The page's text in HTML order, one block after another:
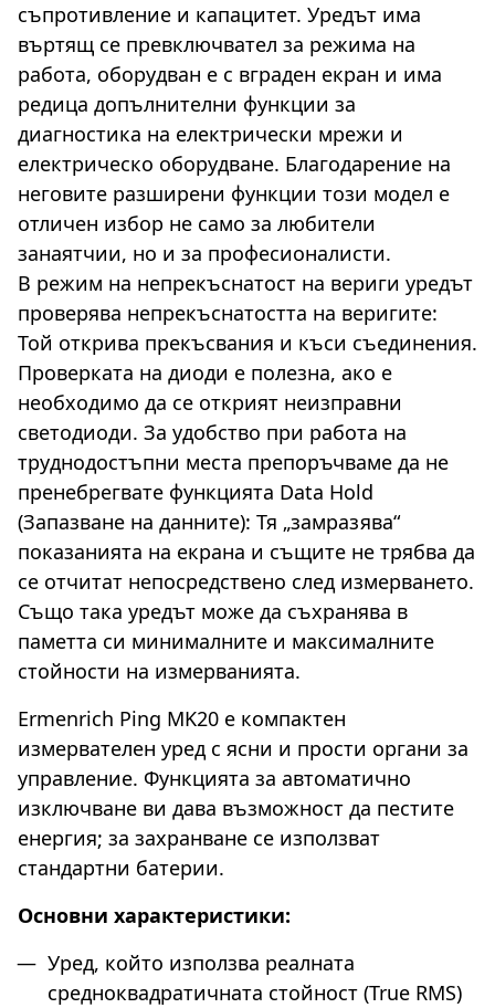
съпротивление и капацитет. Уредът има
въртящ се превключвател за режима на
работа, оборудван е с вграден екран и има
редица допълнителни функции за
диагностика на електрически мрежи и
електрическо оборудване. Благодарение на
неговите разширени функции този модел е
отличен избор не само за любители
занаятчии, но и за професионалисти.
В режим на непрекъснатост на вериги уредът
проверява непрекъснатостта на веригите:
Той открива прекъсвания и къси съединения.
Проверката на диоди е полезна, ако е
необходимо да се открият неизправни
светодиоди. За удобство при работа на
труднодостъпни места препоръчваме да не
пренебрегвате функцията Data Hold
(Запазване на данните): Тя „замразява“
показанията на екрана и същите не трябва да
се отчитат непосредствено след измерването.
Също така уредът може да съхранява в
паметта си минималните и максималните
стойности на измерванията.
Ermenrich Ping MK20 е компактен
измервателен уред с ясни и прости органи за
управление. Функцията за автоматично
изключване ви дава възможност да пестите
енергия; за захранване се използват
стандартни батерии.
Основни характеристики:
Уред, който използва реалната
средноквадратичната стойност (True RMS)